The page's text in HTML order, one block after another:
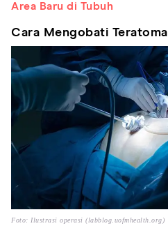
Area Baru di Tubuh
Cara Mengobati Teratoma
Foto: Ilustrasi operasi (labblog.uofmhealth.org)